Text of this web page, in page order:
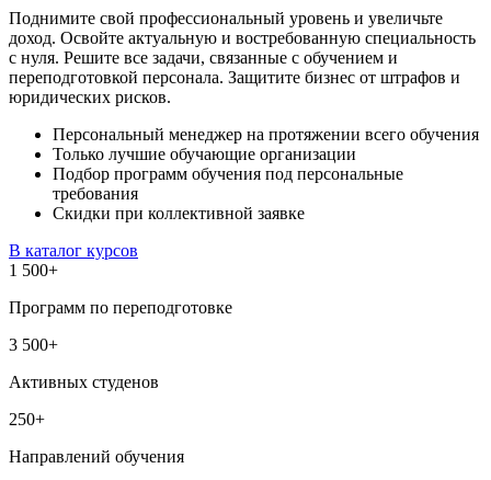
Поднимите свой профессиональный уровень и увеличьте
доход. Освойте актуальную и востребованную специальность
с нуля. Решите все задачи, связанные с обучением и
переподготовкой персонала. Защитите бизнес от штрафов и
юридических рисков.
Персональный менеджер на протяжении всего обучения
Только лучшие обучающие организации
Подбор программ обучения под персональные
требования
Скидки при коллективной заявке
В каталог курсов
1 500+
Программ по переподготовке
3 500+
Активных студенов
250+
Направлений обучения